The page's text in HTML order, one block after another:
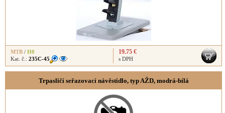
MTB / H0
Kat. č.: 235C-45
19.75 €
s DPH
Trpasličí seřazovací návěstidlo, typ AŽD, modrá-bílá